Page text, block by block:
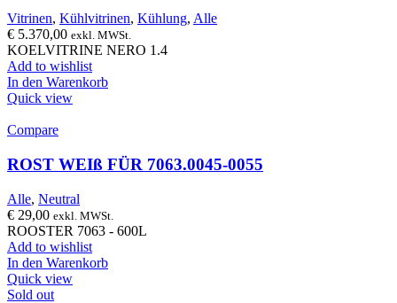
Vitrinen, Kühlvitrinen, Kühlung, Alle
€ 5.370,00 exkl. MWSt.
KOELVITRINE NERO 1.4
Add to wishlist
In den Warenkorb
Quick view
Compare
ROST WEIß FÜR 7063.0045-0055
Alle, Neutral
€ 29,00 exkl. MWSt.
ROOSTER 7063 - 600L
Add to wishlist
In den Warenkorb
Quick view
Sold out